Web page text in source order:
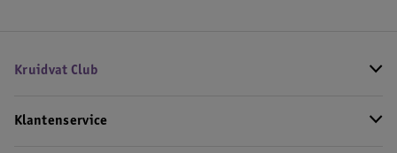
Kruidvat Club
Klantenservice